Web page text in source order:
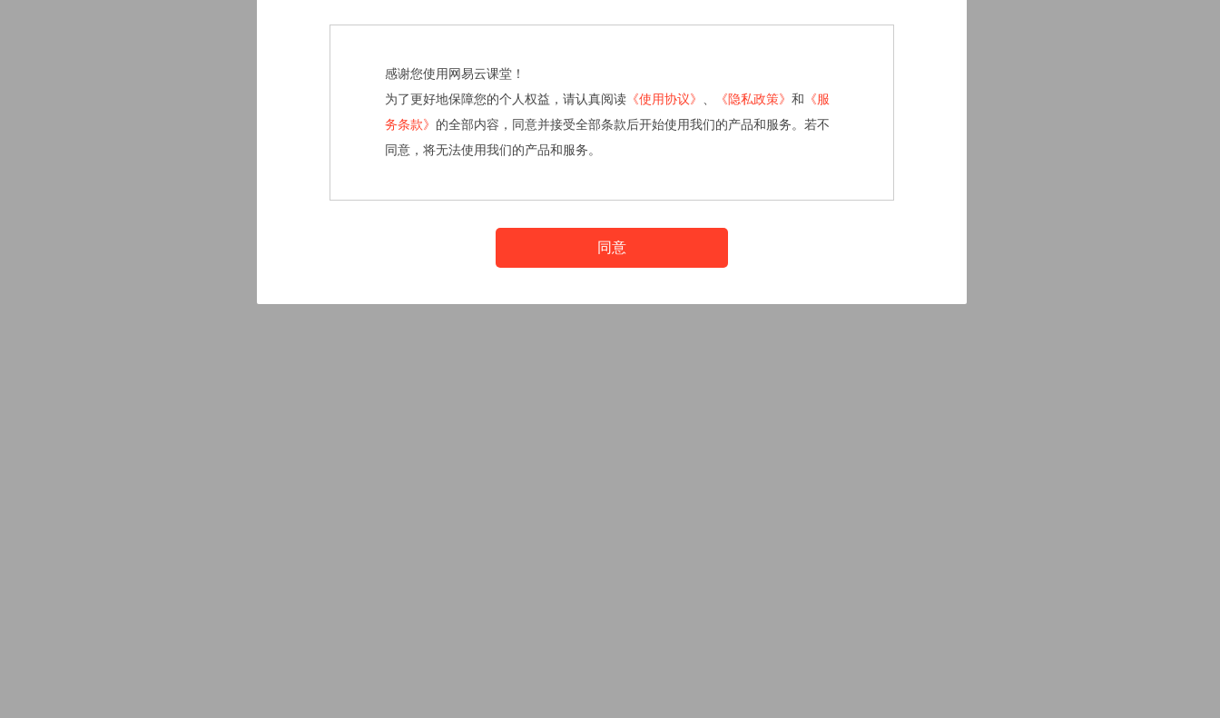
感谢您使用网易云课堂！
为了更好地保障您的个人权益，请认真阅读 《使用协议》 《隐私政策》 和 《服
务条款》 的全部内容，同意并接受全部条款后开始使用我们的产品和服务。若不
同意，将无法使用我们的产品和服务。
同意